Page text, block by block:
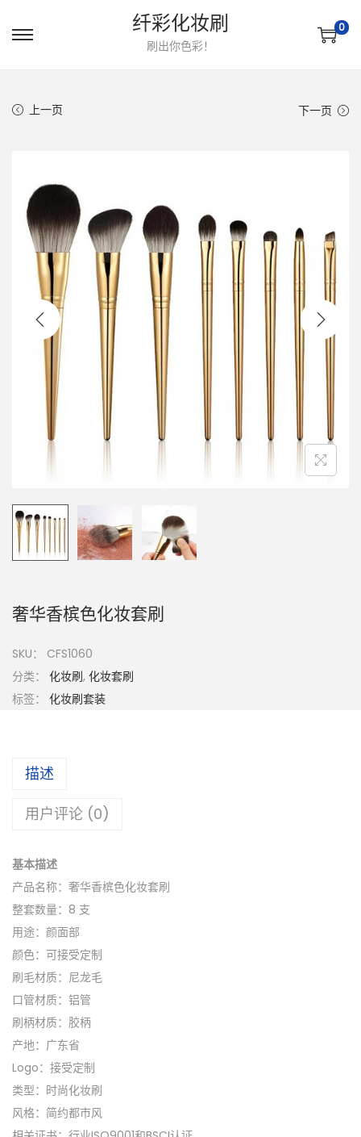
转
跳
纤彩化妆刷
刷出你色彩！
0
上一页 下一页
奢华香槟色化妆套刷
SKU： CFS1060
分类： 化妆刷, 化妆套刷
标签： 化妆刷套装
描述
用户评论 (0)
基本描述
产品名称：奢华香槟色化妆套刷
整套数量：8 支
用途：颜面部
颜色：可接受定制
刷毛材质：尼龙毛
口管材质：铝管
刷柄材质：胶柄
产地：广东省
Logo：接受定制
类型：时尚化妆刷
风格：简约都市风